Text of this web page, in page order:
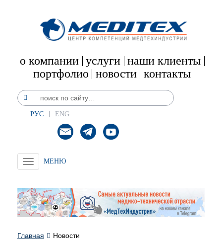
о компании услуги наши клиенты
портфолио новости контакты
РУС ENG
Toggle
navigation
Главная Новости